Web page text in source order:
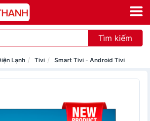
Tìm kiếm
Lạnh Tivi Smart Tivi - Android Tivi